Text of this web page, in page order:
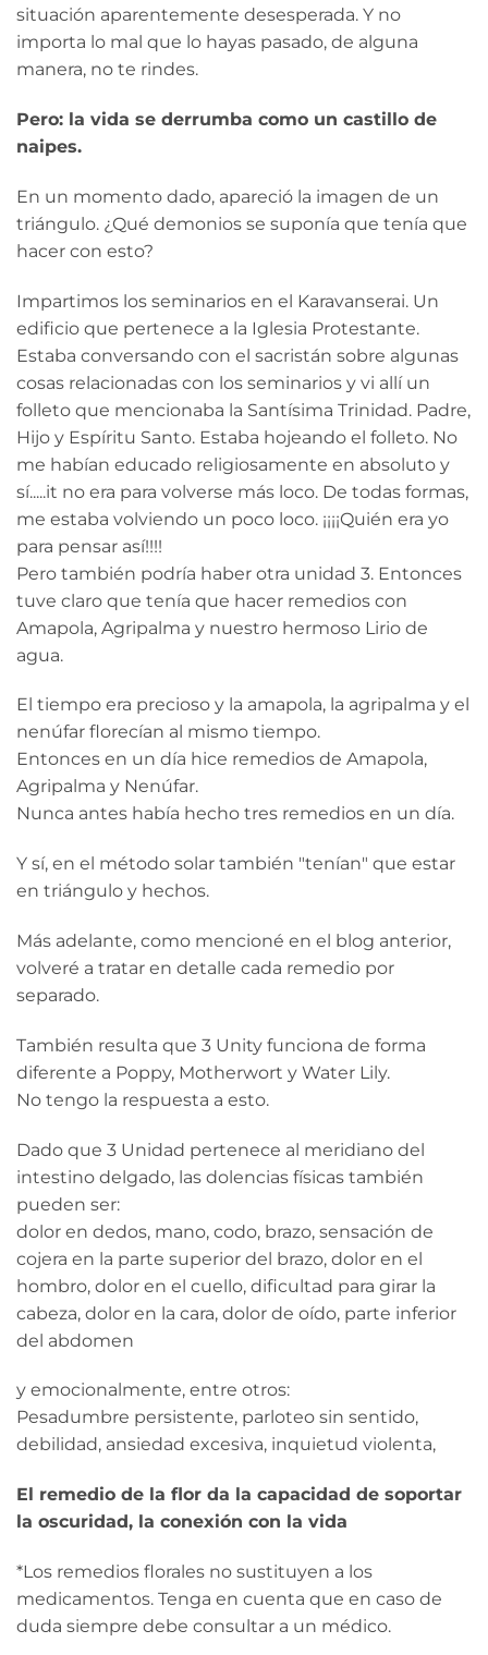
situación aparentemente desesperada. Y no
importa lo mal que lo hayas pasado, de alguna
manera, no te rindes.
Pero: la vida se derrumba como un castillo de
naipes.
En un momento dado, apareció la imagen de un
triángulo. ¿Qué demonios se suponía que tenía que
hacer con esto?
Impartimos los seminarios en el Karavanserai. Un
edificio que pertenece a la Iglesia Protestante.
Estaba conversando con el sacristán sobre algunas
cosas relacionadas con los seminarios y vi allí un
folleto que mencionaba la Santísima Trinidad. Padre,
Hijo y Espíritu Santo. Estaba hojeando el folleto. No
me habían educado religiosamente en absoluto y
sí.....it no era para volverse más loco. De todas formas,
me estaba volviendo un poco loco. ¡¡¡¡Quién era yo
para pensar así!!!!
Pero también podría haber otra unidad 3. Entonces
tuve claro que tenía que hacer remedios con
Amapola, Agripalma y nuestro hermoso Lirio de
agua.
El tiempo era precioso y la amapola, la agripalma y el
nenúfar florecían al mismo tiempo.
Entonces en un día hice remedios de Amapola,
Agripalma y Nenúfar.
Nunca antes había hecho tres remedios en un día.
Y sí, en el método solar también "tenían" que estar
en triángulo y hechos.
Más adelante, como mencioné en el blog anterior,
volveré a tratar en detalle cada remedio por
separado.
También resulta que 3 Unity funciona de forma
diferente a Poppy, Motherwort y Water Lily.
No tengo la respuesta a esto.
Dado que 3 Unidad pertenece al meridiano del
intestino delgado, las dolencias físicas también
pueden ser:
dolor en dedos, mano, codo, brazo, sensación de
cojera en la parte superior del brazo, dolor en el
hombro, dolor en el cuello, dificultad para girar la
cabeza, dolor en la cara, dolor de oído, parte inferior
del abdomen
y emocionalmente, entre otros:
Pesadumbre persistente, parloteo sin sentido,
debilidad, ansiedad excesiva, inquietud violenta,
El remedio de la flor da la capacidad de soportar
la oscuridad, la conexión con la vida
*Los remedios florales no sustituyen a los
medicamentos. Tenga en cuenta que en caso de
duda siempre debe consultar a un médico.